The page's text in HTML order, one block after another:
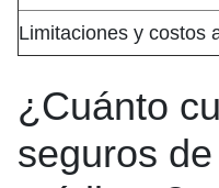
Limitaciones y costos
¿Cuánto
seguros